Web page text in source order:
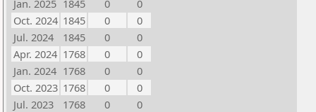
Jan. 2025 1845 0
0
Oct. 2024 1845 0
0
Jul. 2024
1845 0
0
Apr. 2024 1768 0
0
Jan. 2024 1768 0
0
Oct. 2023 1768 0
0
Jul. 2023
1768 0
0